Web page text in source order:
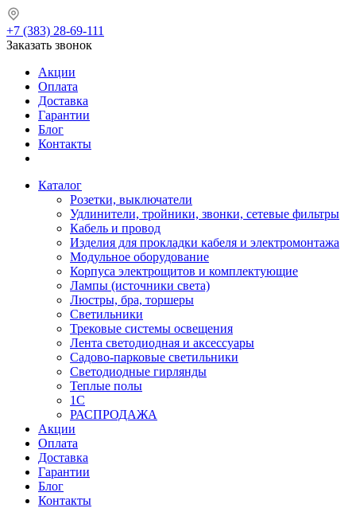
+7 (383) 28-69-111
Заказать звонок
Акции
Оплата
Доставка
Гарантии
Блог
Контакты
Каталог
Розетки, выключатели
Удлинители, тройники, звонки, сетевые фильтры
Кабель и провод
Изделия для прокладки кабеля и электромонтажа
Модульное оборудование
Корпуса электрощитов и комплектующие
Лампы (источники света)
Люстры, бра, торшеры
Светильники
Трековые системы освещения
Лента светодиодная и аксессуары
Садово-парковые светильники
Светодиодные гирлянды
Теплые полы
1С
РАСПРОДАЖА
Акции
Оплата
Доставка
Гарантии
Блог
Контакты